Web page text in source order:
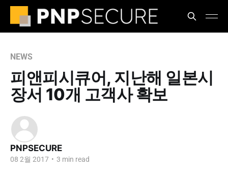
NEWS
피앤피시큐어, 지난해 일본시
장서 10개 고객사 확보
PNPSECURE
08 2월 2017 • 3 min read